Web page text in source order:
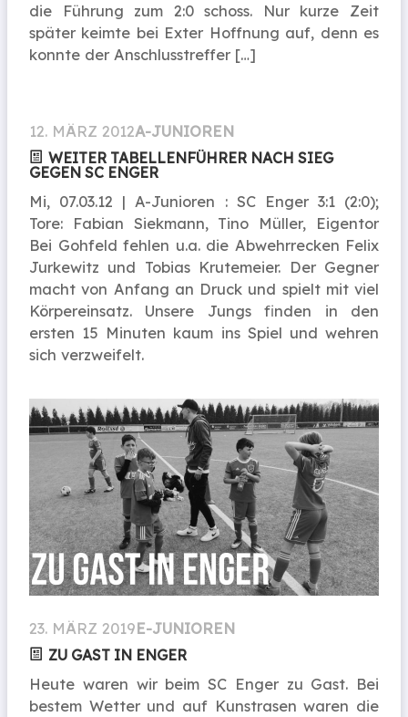
die Führung zum 2:0 schoss. Nur kurze Zeit
später keimte bei Exter Hoffnung auf, denn es
konnte der Anschlusstreffer […]
12. MÄRZ 2012A-JUNIOREN
WEITER TABELLENFÜHRER NACH SIEG
GEGEN SC ENGER
Mi, 07.03.12 | A-Junioren : SC Enger 3:1 (2:0);
Tore: Fabian Siekmann, Tino Müller, Eigentor
Bei Gohfeld fehlen u.a. die Abwehrrecken Felix
Jurkewitz und Tobias Krutemeier. Der Gegner
macht von Anfang an Druck und spielt mit viel
Körpereinsatz. Unsere Jungs finden in den
ersten 15 Minuten kaum ins Spiel und wehren
sich verzweifelt.
23. MÄRZ 2019E-JUNIOREN
ZU GAST IN ENGER
Heute waren wir beim SC Enger zu Gast. Bei
bestem Wetter und auf Kunstrasen waren die